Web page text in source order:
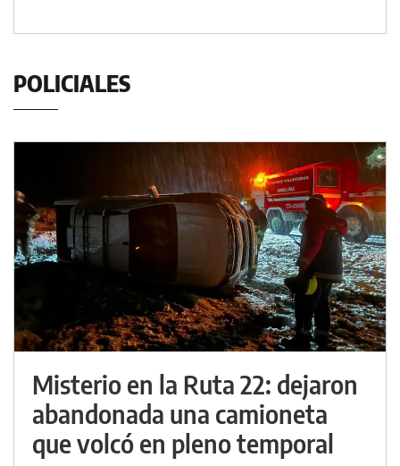
POLICIALES
Misterio en la Ruta 22: dejaron
abandonada una camioneta
que volcó en pleno temporal